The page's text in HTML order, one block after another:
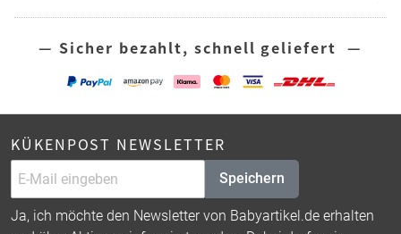
— Sicher bezahlt, schnell geliefert —
KÜKENPOST NEWSLETTER
Speichern
Ja, ich möchte den Newsletter von Babyartikel.de erhalten